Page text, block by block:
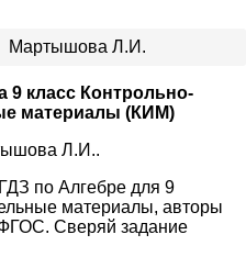
Мартышова Л.И.
9 класс Контрольно-
материалы (КИМ)
Л.И..
по Алгебре для 9
материалы, авторы
Сверяй задание